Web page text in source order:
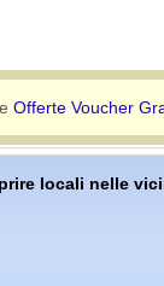
Offerte Voucher
locali nelle